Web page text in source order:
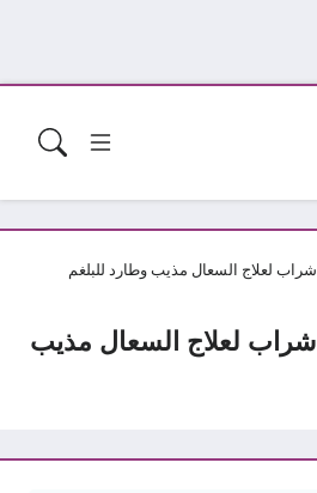
توسكان Tusskan شراب لعلاج السعال مذيب